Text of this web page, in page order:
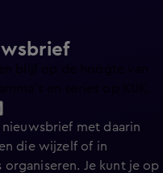
met daarin
die wijzelf of in
Je kunt je op